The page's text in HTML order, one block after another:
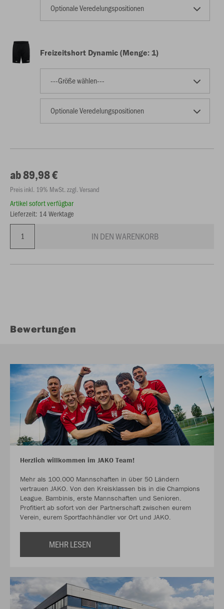
Optionale Veredelungspositionen
Freizeitshort Dynamic (Menge: 1)
---Größe wählen---
Optionale Veredelungspositionen
ab 89,98 €
Preis inkl. 19% MwSt. zzgl. Versand
Artikel sofort verfügbar
Lieferzeit: 14 Werktage
IN DEN WARENKORB
Bewertungen
Herzlich willkommen im JAKO Team!
Mehr als 100.000 Mannschaften in über 50 Ländern
vertrauen JAKO. Von den Kreisklassen bis in die Champions
League. Bambinis, erste Mannschaften und Senioren.
Profitiert ab sofort von der Partnerschaft zwischen eurem
Verein, eurem Sportfachhändler vor Ort und JAKO.
MEHR LESEN